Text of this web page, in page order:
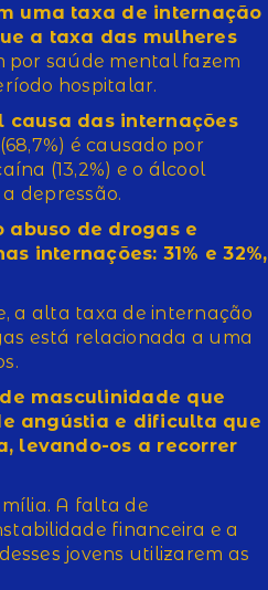
uma taxa de internação
a taxa das mulheres
por saúde mental fazem
hospitalar.
causa das internações
é causado por
(13,2%) e o álcool
depressão.
abuso de drogas e
internações: 31% e 32%,
a alta taxa de internação
está relacionada a uma
masculinidade que
angústia e dificulta que
levando-os a recorrer
A falta de
financeira e a
jovens utilizarem as